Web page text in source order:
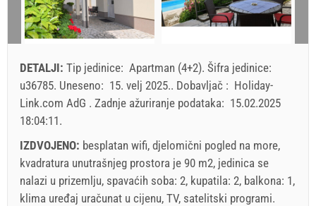
DETALJI: Tip jedinice: Apartman (4+2). Šifra jedinice:
u36785. Uneseno: 15. velj 2025.. Dobavljač : Holiday-
Link.com AdG . Zadnje ažuriranje podataka: 15.02.2025
18:04:11.
IZDVOJENO: besplatan wifi, djelomični pogled na more,
kvadratura unutrašnjeg prostora je 90 m2, jedinica se
nalazi u prizemlju, spavaćih soba: 2, kupatila: 2, balkona: 1,
klima uređaj uračunat u cijenu, TV, satelitski programi.